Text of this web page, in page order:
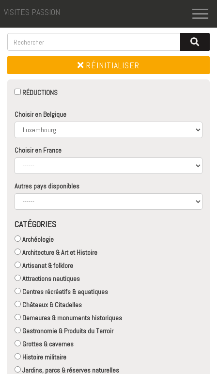
VISITES PASSION
RÉINITIALISER
RÉDUCTIONS
Choisir en Belgique
Choisir en France
Autres pays disponibles
CATÉGORIES
Archéologie
Architecture & Art et Histoire
Artisanat & folklore
Attractions nautiques
Centres récréatifs & aquatiques
Châteaux & Citadelles
Demeures & monuments historiques
Gastronomie & Produits du Terroir
Grottes & cavernes
Histoire militaire
Jardins, parcs & réserves naturelles